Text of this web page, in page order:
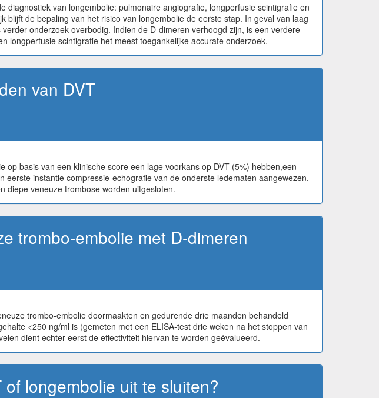
van longembolie: pulmonaire angiografie, longperfusie scintigrafie en
de bepaling van het risico van longembolie de eerste stap. In geval van laag
onderzoek overbodig. Indien de D-dimeren verhoogd zijn, is een verdere
longperfusie scintigrafie het meest toegankelijke accurate onderzoek.
van DVT
basis van een klinische score een lage voorkans op DVT (5%) hebben,een
instantie compressie-echografie van de onderste ledematen aangewezen.
diepe veneuze trombose worden uitgesloten.
trombo-embolie met D-dimeren
trombo-embolie doormaakten en gedurende drie maanden behandeld
<250 ng/ml is (gemeten met een ELISA-test drie weken na het stoppen van
dient echter eerst de effectiviteit hiervan te worden geëvalueerd.
longembolie uit te sluiten?